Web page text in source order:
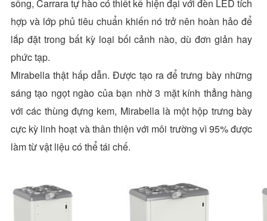
sống, Carrara tự hào có thiết kế hiện đại với đèn LED tích
hợp và lớp phủ tiêu chuẩn khiến nó trở nên hoàn hảo để
lắp đặt trong bất kỳ loại bối cảnh nào, dù đơn giản hay
phức tạp.
Mirabella thật hấp dẫn. Được tạo ra để trưng bày những
sáng tạo ngọt ngào của bạn nhờ 3 mặt kính thẳng hàng
với các thùng đựng kem, Mirabella là một hộp trưng bày
cực kỳ linh hoạt và thân thiện với môi trường vì 95% được
làm từ vật liệu có thể tái chế.